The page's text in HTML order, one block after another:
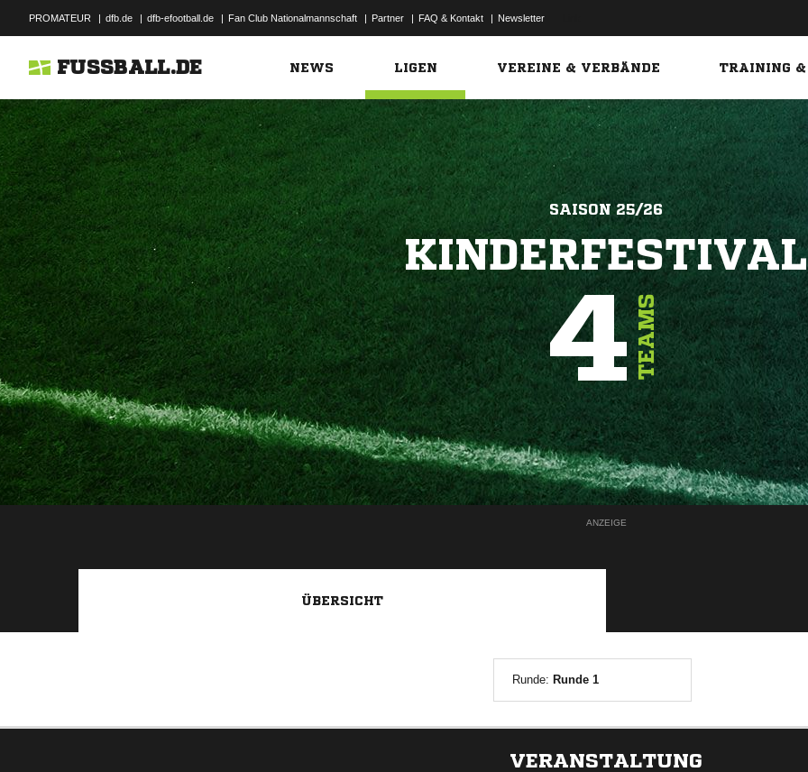
PROMATEUR | dfb.de | dfb-efootball.de | Fan Club Nationalmannschaft | Partner | FAQ & Kontakt | Newsletter
FUSSBALL.DE NEWS LIGEN VEREINE & VERBÄNDE TRAINING &
SAISON 25/26
KINDERFESTIVAL
4TEAMS
ANZEIGE
ÜBERSICHT
Runde: Runde 1
VERANSTALTUNG